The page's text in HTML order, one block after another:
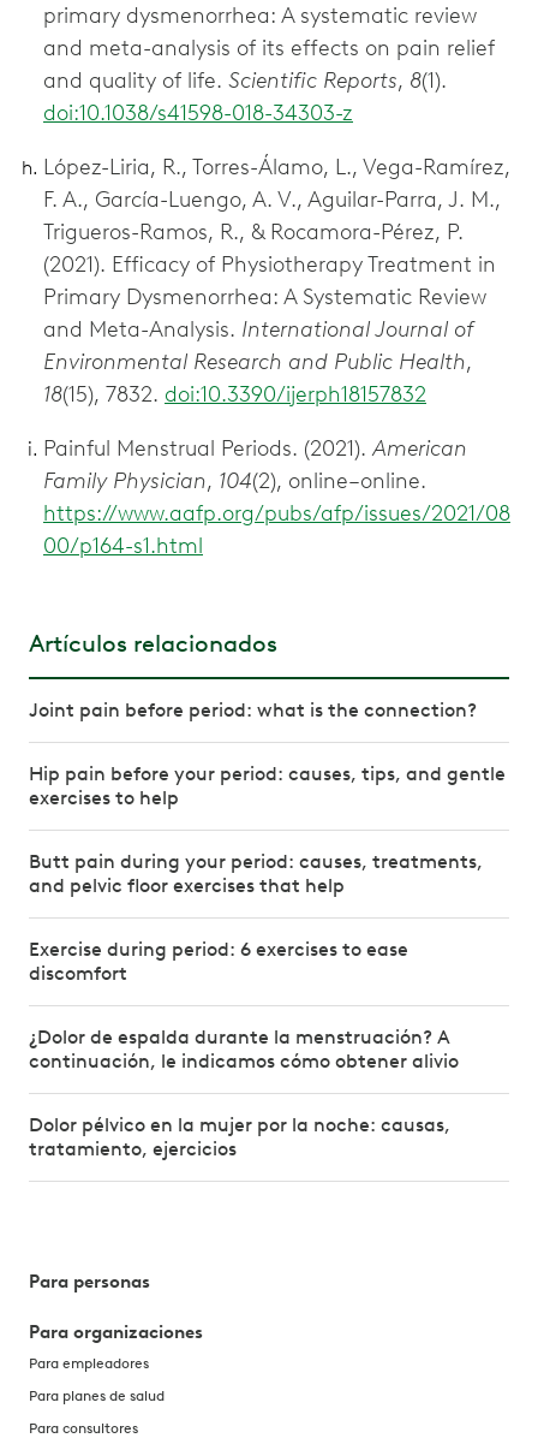
primary dysmenorrhea: A systematic review
and meta-analysis of its effects on pain relief
and quality of life. Scientific Reports, 8(1).
doi:10.1038/s41598-018-34303-z
López-Liria, R., Torres-Álamo, L., Vega-Ramírez,
F. A., García-Luengo, A. V., Aguilar-Parra, J. M.,
Trigueros-Ramos, R., & Rocamora-Pérez, P.
(2021). Efficacy of Physiotherapy Treatment in
Primary Dysmenorrhea: A Systematic Review
and Meta-Analysis. International Journal of
Environmental Research and Public Health,
18(15), 7832. doi:10.3390/ijerph18157832
Painful Menstrual Periods. (2021).American
Family Physician, 104(2), online–online.
https://www.aafp.org/pubs/afp/issues/2021/08
00/p164-s1.html
Artículos relacionados
Joint pain before period: what is the connection?
Hip pain before your period: causes, tips, and gentle
exercises to help
Butt pain during your period: causes, treatments,
and pelvic floor exercises that help
Exercise during period: 6 exercises to ease
discomfort
¿Dolor de espalda durante la menstruación? A
continuación, le indicamos cómo obtener alivio
Dolor pélvico en la mujer por la noche: causas,
tratamiento, ejercicios
Para personas
Para organizaciones
Para empleadores
Para planes de salud
Para consultores